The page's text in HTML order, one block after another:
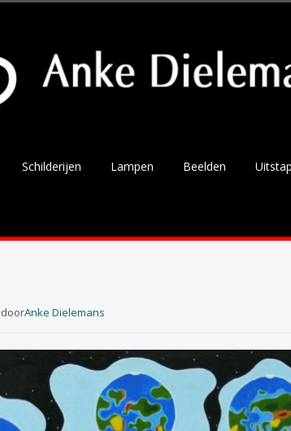
Schilderijen Lampen Beelden
doorAnke Dielemans